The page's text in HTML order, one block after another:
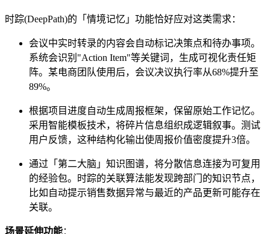
时踪(DeepPath)的「情境记忆」功能恰好应对这类需求：
会议中实时转录的内容会自动标记决策点和待办事项。
系统会识别"Action Item"等关键词，生成可视化责任矩
阵。某电商团队使用后，会议决议执行率从68%提升至
89%。
根据项目进度自动生成周报框架，保留原始工作记忆。
采用智能模板技术，将碎片信息组织成逻辑叙事。测试
用户反馈，这种结构化输出使周报价值密度提升3倍。
通过「第二大脑」知识图谱，将分散信息连接为可复用
的经验包。时踪的关联算法能发现跨部门的知识节点，
比如自动提示销售数据异常与最近的产品更新可能存在
关联。
场景延伸功能：